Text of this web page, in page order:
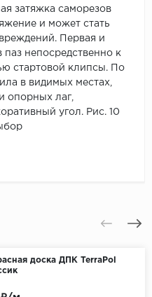
затяжка саморезов
и может стать
Первая и
паз непосредственно к
стартовой клипсы. По
в видимых местах,
опорных лаг,
угол. Рис. 10
доска ДПК TerraPol